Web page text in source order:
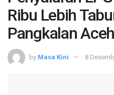
Ribu Lebih
Pangkalan
by Masa Kini 8